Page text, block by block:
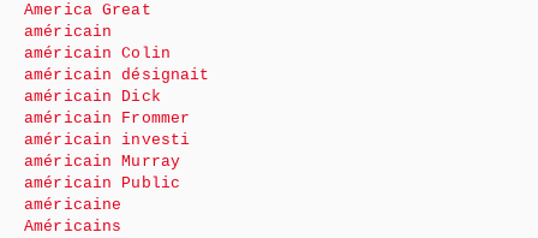
America Great
américain
américain Colin
américain désignait
américain Dick
américain Frommer
américain investi
américain Murray
américain Public
américaine
Américains